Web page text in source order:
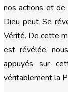
nos actions et
Dieu peut Se
Vérité. De cette
est révélée,
appuyés sur
véritablement la